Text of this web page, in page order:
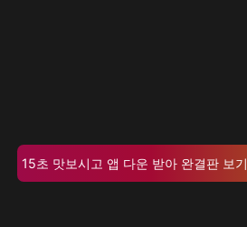
15초 맛보시고 앱 다운 받아 완결판 보기